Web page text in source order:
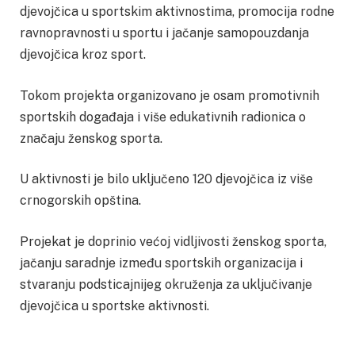
djevojčica u sportskim aktivnostima, promocija rodne
ravnopravnosti u sportu i jačanje samopouzdanja
djevojčica kroz sport.
Tokom projekta organizovano je osam promotivnih
sportskih događaja i više edukativnih radionica o
značaju ženskog sporta.
U aktivnosti je bilo uključeno 120 djevojčica iz više
crnogorskih opština.
Projekat je doprinio većoj vidljivosti ženskog sporta,
jačanju saradnje između sportskih organizacija i
stvaranju podsticajnijeg okruženja za uključivanje
djevojčica u sportske aktivnosti.